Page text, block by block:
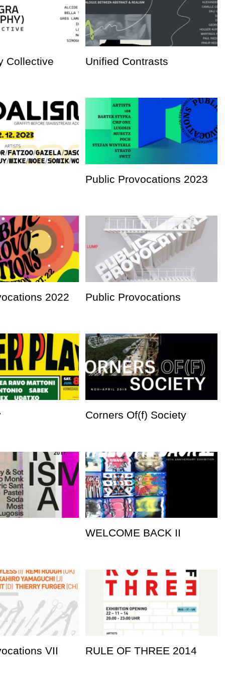
Collective Unified Contrasts
Public Provocations 2023
2022 Public Provocations
Corners Of(f) Society
WELCOME BACK II
VII RULE OF THREE 2014